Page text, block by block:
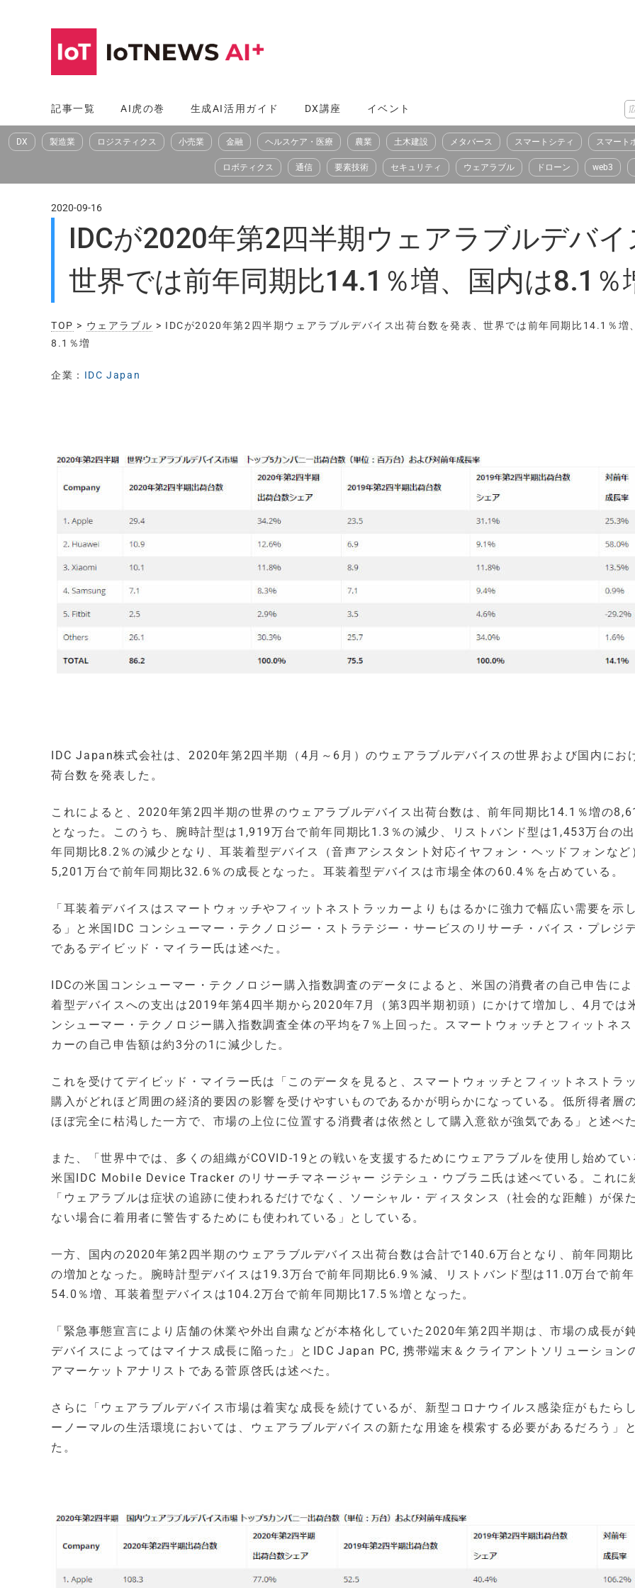
へ
ス
記事一覧 AI虎の巻 生成AI活用ガイド DX講座 イベント
DX 製造業 ロジスティクス 小売業 金融 ヘルスケア・医療 農業 土木建設 メタバース スマートシティ スマート
ロボティクス 通信 要素技術 セキュリティ ウェアラブル ドローン web3
2020-09-16
IDCが2020年第2四半期ウェアラブルデバ
世界では前年同期比14.1％増、国内は8.1％
TOP > ウェアラブル > IDCが2020年第2四半期ウェアラブルデバイス出荷台数を発表、世界では前年同期比14.1％増
8.1％増
企業： IDC Japan
IDC Japan株式会社は、2020年第2四半期（4月～6月）のウェアラブルデバイスの世界および国内にお
荷台数を発表した。
これによると、2020年第2四半期の世界のウェアラブルデバイス出荷台数は、前年同期比14.1％増の
となった。このうち、腕時計型は1,919万台で前年同期比1.3％の減少、リストバンド型は1,453万台の
年同期比8.2％の減少となり、耳装着型デバイス（音声アシスタント対応イヤフォン・ヘッドフォンなど
5,201万台で前年同期比32.6％の成長となった。耳装着型デバイスは市場全体の60.4％を占めている。
「耳装着デバイスはスマートウォッチやフィットネストラッカーよりもはるかに強力で幅広い需要を示
る」と米国IDC コンシューマー・テクノロジー・ストラテジー・サービスのリサーチ・バイス・プレジ
であるデイビッド・マイラー氏は述べた。
IDCの米国コンシューマー・テクノロジー購入指数調査のデータによると、米国の消費者の自己申告に
着型デバイスへの支出は2019年第4四半期から2020年7月（第3四半期初頭）にかけて増加し、4月では
ンシューマー・テクノロジー購入指数調査全体の平均を7％上回った。スマートウォッチとフィットネ
カーの自己申告額は約3分の1に減少した。
これを受けてデイビッド・マイラー氏は「このデータを見ると、スマートウォッチとフィットネストラ
購入がどれほど周囲の経済的要因の影響を受けやすいものであるかが明らかになっている。低所得者層
ほぼ完全に枯渇した一方で、市場の上位に位置する消費者は依然として購入意欲が強気である」と述べ
また、「世界中では、多くの組織がCOVID-19との戦いを支援するためにウェアラブルを使用し始めて
米国IDC Mobile Device Tracker のリサーチマネージャー ジテシュ・ウブラニ氏は述べている。これに
「ウェアラブルは症状の追跡に使われるだけでなく、ソーシャル・ディスタンス（社会的な距離）が保
ない場合に着用者に警告するためにも使われている」としている。
一方、国内の2020年第2四半期のウェアラブルデバイス出荷台数は合計で140.6万台となり、前年同期
の増加となった。腕時計型デバイスは19.3万台で前年同期比6.9％減、リストバンド型は11.0万台で前
54.0％増、耳装着型デバイスは104.2万台で前年同期比17.5％増となった。
「緊急事態宣言により店舗の休業や外出自粛などが本格化していた2020年第2四半期は、市場の成長が
デバイスによってはマイナス成長に陥った」とIDC Japan PC, 携帯端末＆クライアントソリューション
アマーケットアナリストである菅原啓氏は述べた。
さらに「ウェアラブルデバイス市場は着実な成長を続けているが、新型コロナウイルス感染症がもたら
ーノーマルの生活環境においては、ウェアラブルデバイスの新たな用途を模索する必要があるだろう」
た。